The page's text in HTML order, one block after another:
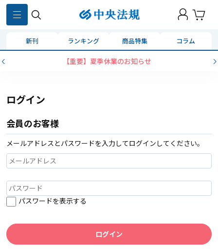
新刊 ランキング 商品特集 コラム
【重要】夏季休業のお知らせ
ログイン
会員のお客様
メールアドレスとパスワードを入力してログインしてください。
パスワードを表示する